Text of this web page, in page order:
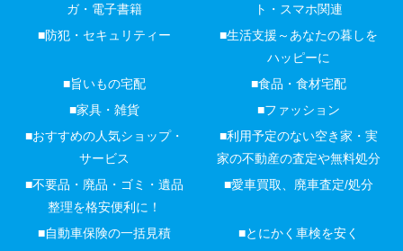
ガ・電子書籍
ト・スマホ関連
■防犯・セキュリティー
■生活支援～あなたの暮しを
ハッピーに
■旨いもの宅配
■食品・食材宅配
■家具・雑貨
■ファッション
■おすすめの人気ショップ・
サービス
■利用予定のない空き家・実
家の不動産の査定や無料処分
■不要品・廃品・ゴミ・遺品
整理を格安便利に！
■愛車買取、廃車査定/処分
■自動車保険の一括見積
■とにかく車検を安く